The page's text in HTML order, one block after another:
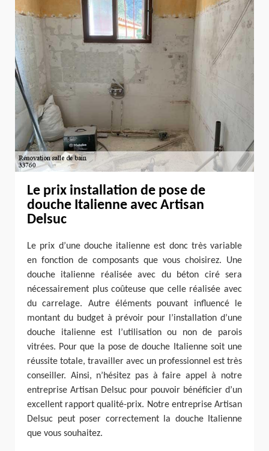
Le prix installation de pose de
douche Italienne avec Artisan
Delsuc
Le prix d’une douche italienne est donc très variable
en fonction de composants que vous choisirez. Une
douche italienne réalisée avec du béton ciré sera
nécessairement plus coûteuse que celle réalisée avec
du carrelage. Autre éléments pouvant influencé le
montant du budget à prévoir pour l’installation d’une
douche italienne est l’utilisation ou non de parois
vitrées. Pour que la pose de douche Italienne soit une
réussite totale, travailler avec un professionnel est très
conseiller. Ainsi, n’hésitez pas à faire appel à notre
entreprise Artisan Delsuc pour pouvoir bénéficier d’un
excellent rapport qualité-prix. Notre entreprise Artisan
Delsuc peut poser correctement la douche Italienne
que vous souhaitez.